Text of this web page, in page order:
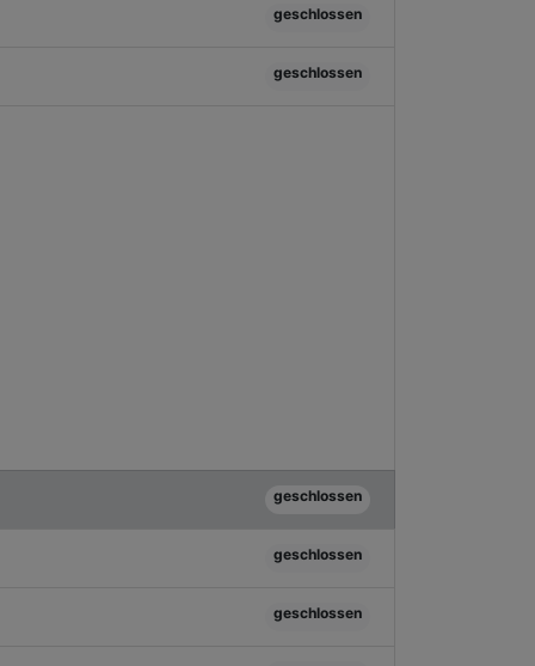
geschlossen
geschlossen
geschlossen
geschlossen
geschlossen